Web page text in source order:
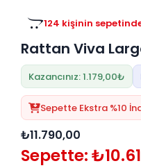
124 kişinin
Rattan Viva
Kazancınız: 1.179,00₺
Sepette Ekstra %10
₺11.790,00
Sepette: